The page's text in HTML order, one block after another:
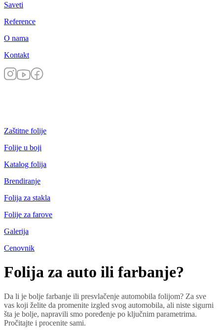
Saveti
Reference
O nama
Kontakt
Zaštitne folije
Folije u boji
Katalog folija
Brendiranje
Folija za stakla
Folije za farove
Galerija
Cenovnik
Folija za auto ili farbanje?
Da li je bolje farbanje ili presvlačenje automobila folijom? Za sve
vas koji želite da promenite izgled svog automobila, ali niste sigurni
šta je bolje, napravili smo poređenje po ključnim parametrima.
Pročitajte i procenite sami.